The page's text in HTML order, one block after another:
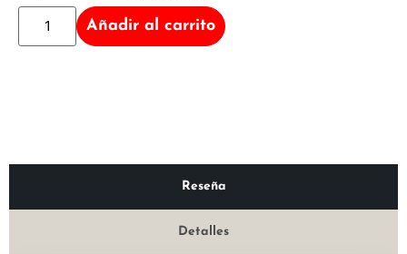
Añadir al carrito
Reseña
Detalles